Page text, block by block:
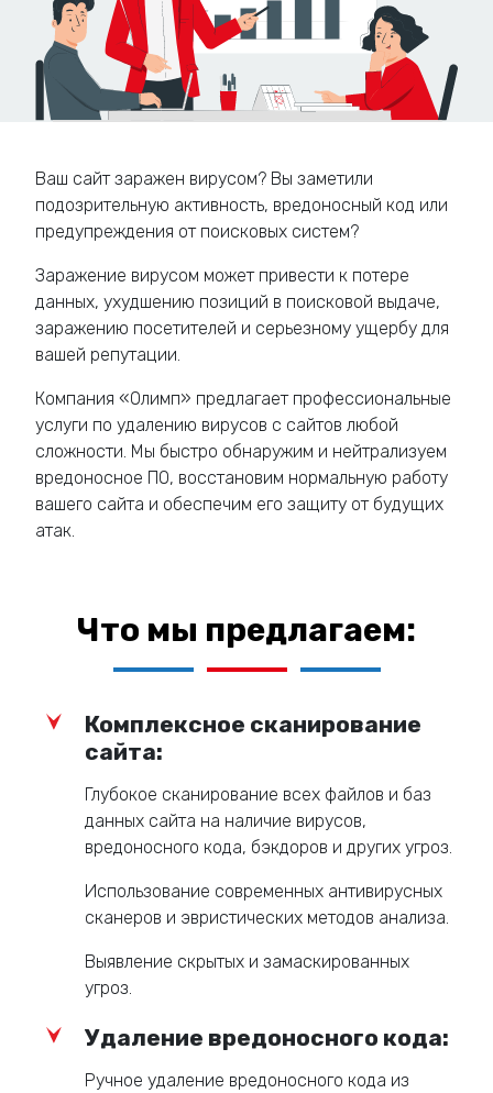
Ваш сайт заражен вирусом? Вы заметили
подозрительную активность, вредоносный код или
предупреждения от поисковых систем?
Заражение вирусом может привести к потере
данных, ухудшению позиций в поисковой выдаче,
заражению посетителей и серьезному ущербу для
вашей репутации.
Компания «Олимп» предлагает профессиональные
услуги по удалению вирусов с сайтов любой
сложности. Мы быстро обнаружим и нейтрализуем
вредоносное ПО, восстановим нормальную работу
вашего сайта и обеспечим его защиту от будущих
атак.
Что мы предлагаем:
Комплексное сканирование
сайта:
Глубокое сканирование всех файлов и баз
данных сайта на наличие вирусов,
вредоносного кода, бэкдоров и других угроз.
Использование современных антивирусных
сканеров и эвристических методов анализа.
Выявление скрытых и замаскированных
угроз.
Удаление вредоносного кода:
Ручное удаление вредоносного кода из